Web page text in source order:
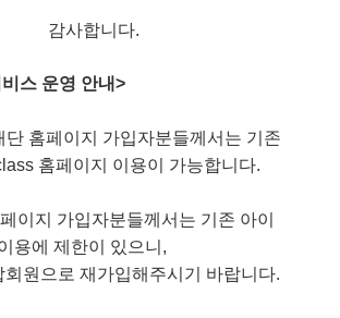
감사합니다.
스 운영 안내>
단 홈페이지 가입자분들께서는 기존
홈페이지 이용이 가능합니다.
이지 가입자분들께서는 기존 아이
용에 제한이 있으니,
원으로 재가입해주시기 바랍니다.